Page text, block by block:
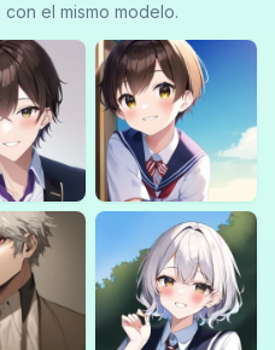
el mismo modelo.